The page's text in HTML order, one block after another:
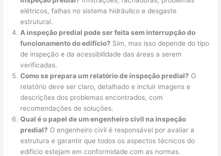
elétricos, falhas no sistema hidráulico e desgaste
estrutural.
A inspeção predial pode ser feita sem interrupção do
funcionamento do edifício? Sim, mas isso depende do tipo
de inspeção e da acessibilidade das áreas a serem
verificadas.
Como se prepara um relatório de inspeção predial? O
relatório deve ser claro, detalhado e incluir imagens e
descrições dos problemas encontrados, com
recomendações de soluções.
Qual é o papel de um engenheiro civil na inspeção
predial? O engenheiro civil é responsável por avaliar a
estrutura e garantir que todos os aspectos técnicos do
edifício estejam em conformidade com as normas.